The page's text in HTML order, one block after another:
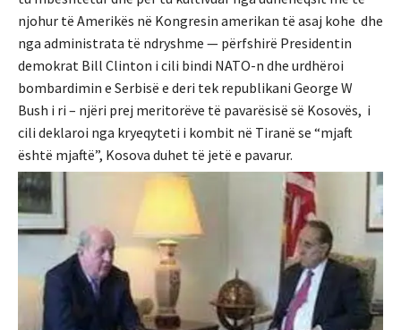
njohur të Amerikës në Kongresin amerikan të asaj kohe dhe
nga administrata të ndryshme — përfshirë Presidentin
demokrat Bill Clinton i cili bindi NATO-n dhe urdhëroi
bombardimin e Serbisë e deri tek republikani George W
Bush i ri – njëri prej meritorëve të pavarësisë së Kosovës, i
cili deklaroi nga kryeqyteti i kombit në Tiranë se “mjaft
është mjaftë”, Kosova duhet të jetë e pavarur.